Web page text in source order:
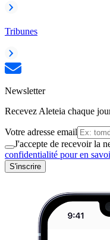
Tribunes
Newsletter
Recevez Aleteia chaque
Votre adresse email
J'accepte de recevoir la
confidentialité pour en
S'inscrire